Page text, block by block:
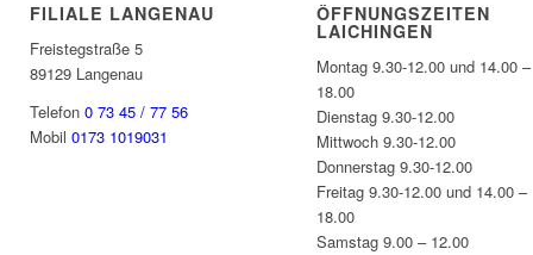
FILIALE LANGENAU
Freistegstraße 5
89129 Langenau
Telefon0 73 45 / 77 56
Mobil0173 1019031
ÖFFNUNGSZEITEN
LAICHINGEN
Montag 9.30-12.00 und 14.00 –
18.00
Dienstag 9.30-12.00
Mittwoch 9.30-12.00
Donnerstag 9.30-12.00
Freitag 9.30-12.00 und 14.00 –
18.00
Samstag 9.00 – 12.00